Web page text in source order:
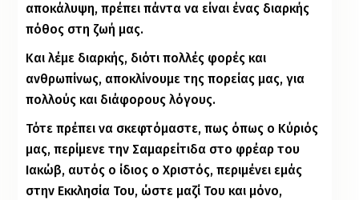
αποκάλυψη, πρέπει πάντα να είναι ένας διαρκής
πόθος στη ζωή μας.
Και λέμε διαρκής, διότι πολλές φορές και
ανθρωπίνως, αποκλίνουμε της πορείας μας, για
πολλούς και διάφορους λόγους.
Τότε πρέπει να σκεφτόμαστε, πως όπως ο Κύριός
μας, περίμενε την Σαμαρείτιδα στο φρέαρ του
Ιακώβ, αυτός ο ίδιος ο Χριστός, περιμένει εμάς
στην Εκκλησία Του, ώστε μαζί Του και μόνο,